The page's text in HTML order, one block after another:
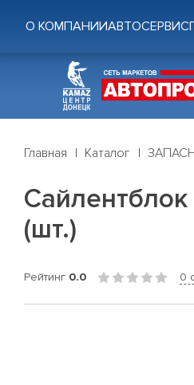
О КОМПАНИИАВТОСЕРВИС
Главная Каталог
Сайлентблок
(шт.)
Рейтинг 0.0 0